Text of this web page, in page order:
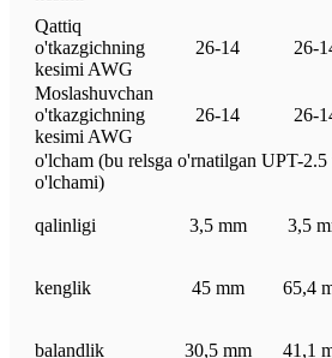
Qattiq
o'tkazgichning
kesimi AWG
26-14 26-
Moslashuvchan
o'tkazgichning
kesimi AWG
26-14 26-
o'lcham (bu relsga o'rnatilgan UPT-
o'lchami)
qalinligi 3,5 mm 3,5
kenglik 45 mm 65,4
balandlik 30,5 mm 41,1